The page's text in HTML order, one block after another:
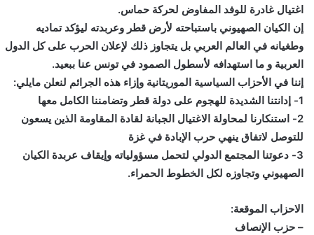
اغتيال غادرة للوفد المفاوض لحركة حماس.
إن الكيان الصهيوني باستباحته لأرض قطر وعربدته ليؤكد تماديه
وطغيانه في العالم العربي بل يتجاوز ذلك لإعلان الحرب على كل الدول
العربية و ما استهدافه لأسطول الصمود في تونس عنا ببعيد.
إننا في الأحزاب السياسية الموريتانية وإزاء هذه الجرائم لنعلن مايلي:
1- إدانتنا الشديدة للهجوم على دولة قطر وتضامننا الكامل معها
2- استنكارنا لمحاولة الاغتيال الجبانة لقادة المقاومة الذين يسعون
للتوصل لاتفاق ينهي حرب الإبادة في غزة
3- دعوتنا المجتمع الدولي لتحمل مسؤولياته وإيقاف عربدة الكيان
الصهيوني وتجاوزه لكل الخطوط الحمراء.
الاحزاب الموقعة:
– حزب الإنصاف